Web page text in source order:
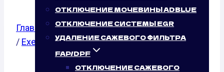
ОТКЛЮЧЕНИЕ МОЧЕВИНЫ ADBLUE
ОТКЛЮЧЕНИЕ СИСТЕМЫ EGR
УДАЛЕНИЕ САЖЕВОГО ФИЛЬТРА
FAP/DPF
ОТКЛЮЧЕНИЕ САЖЕВОГО
Главная /Калибровка файлов прошивок
/ Exeo / 2.0 TSI